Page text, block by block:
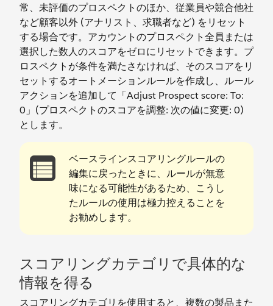
常、未評価のプロスペクトのほか、従業員や競合他社
など顧客以外 (アナリスト、求職者など) をリセット
する場合です。アカウントのプロスペクト全員または
選択した数人のスコアをゼロにリセットできます。プ
ロスペクトが条件を満たさなければ、そのスコアをリ
セットするオートメーションルールを作成し、ルール
アクションを追加して「Adjust Prospect score: To:
0」(プロスペクトのスコアを調整: 次の値に変更: 0)
とします。
ベースラインスコアリングルールの
編集に戻ったときに、ルールが無意
味になる可能性があるため、こうし
たルールの使用は極力控えることを
お勧めします。
スコアリングカテゴリで具体的な
情報を得る
スコアリングカテゴリを使用すると、複数の製品また